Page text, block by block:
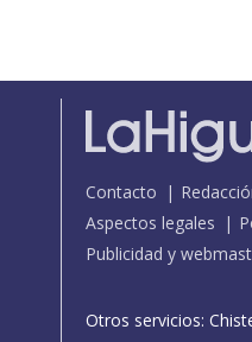
Contacto
Aspectos legales
Publicidad y
Otros servicios: